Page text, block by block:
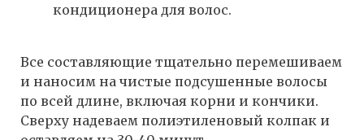
кондиционера для волос.
Все составляющие тщательно перемешиваем
и наносим на чистые подсушенные волосы
по всей длине, включая корни и кончики.
Сверху надеваем полиэтиленовый колпак и